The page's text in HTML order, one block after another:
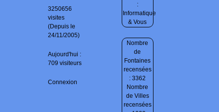
3250656
visites
(Depuis le
24/11/2005)
Aujourd'hui :
709 visiteurs
Connexion
:
Informatique
& Vous
Nombre
de
Fontaines
recensées
: 3362
Nombre
de Villes
recensées